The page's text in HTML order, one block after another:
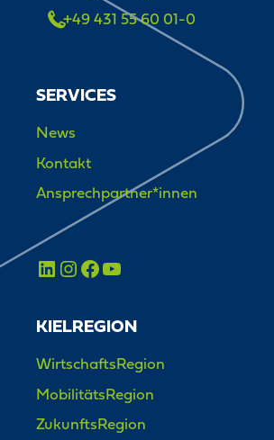
+49 431 55 60 01-0
SERVICES
News
Kontakt
Ansprechpartner*innen
KIELREGION
WirtschaftsRegion
MobilitätsRegion
ZukunftsRegion